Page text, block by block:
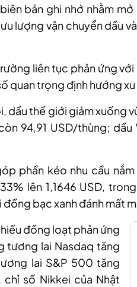
bản ghi nhớ nhằm
lượng vận chuyển dầu
liên tục phản ứng
quan trọng định hướng
dầu thế giới giảm xuống
94,91 USD/thùng;
phần kéo nhu cầu
lên 1,1646 USD,
bạc xanh đánh mất
đồng loạt phản ứng
tương lai Nasdaq tăng
lai S&P 500 tăng
chỉ số Nikkei của Nhật